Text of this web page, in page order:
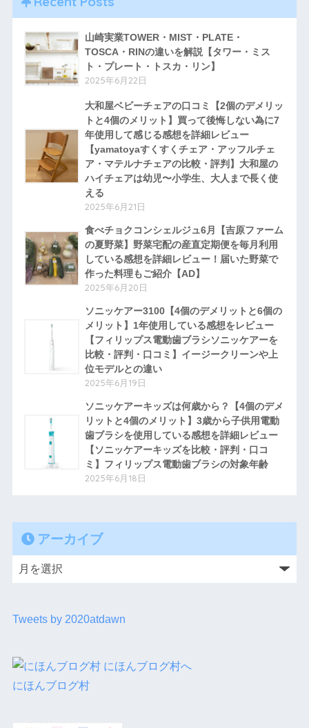
山崎実業TOWER・MIST・PLATE・
TOSCA・RINの違いを解説【タワー・ミス
ト・プレート・トスカ・リン】
2025年6月22日
大和屋ベビーチェアの口コミ【2個のデメリッ
トと4個のメリット】買って後悔しない為に7
年使用して感じる感想を詳細レビュー
【yamatoyaすくすくチェア・アッフルチェ
ア・マテルナチェアの比較・評判】大和屋の
ハイチェアは幼児〜小学生、大人まで長く使
える
2025年6月21日
食べチョクコンシェルジュ6月【吉原ファーム
の夏野菜】野菜宅配の産直定期便を毎月利用
している感想を詳細レビュー！届いた野菜で
作った料理もご紹介【AD】
2025年6月20日
ソニッケアー3100【4個のデメリットと6個の
メリット】1年使用している感想をレビュー
【フィリップス電動歯ブラシソニッケアーを
比較・評判・口コミ】イージークリーンや上
位モデルとの違い
2025年6月19日
ソニッケアーキッズは何歳から？【4個のデメ
リットと4個のメリット】3歳から子供用電動
歯ブラシを使用している感想を詳細レビュー
【ソニッケアーキッズを比較・評判・口コ
ミ】フィリップス電動歯ブラシの対象年齢
2025年6月18日
アーカイブ
Tweets by 2020atdawn
にほんブログ村